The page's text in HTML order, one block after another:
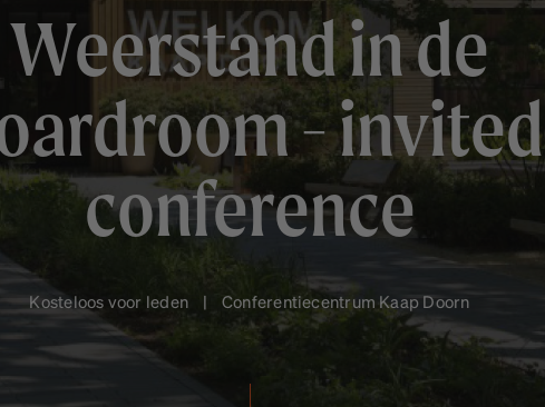
Weerstand in de
- invited
conference
Kosteloos voor leden | Conferentiecentrum Kaap Doorn